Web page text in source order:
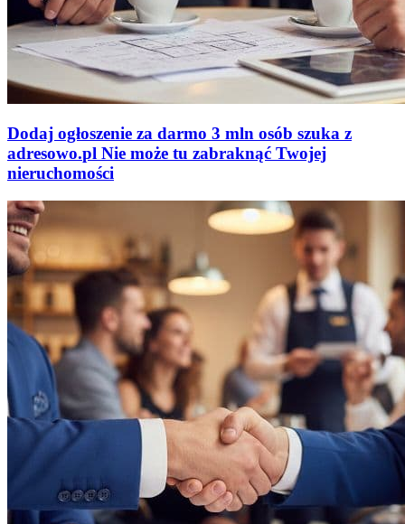
Dodaj ogłoszenie za darmo 3 mln osób szuka z
adresowo.pl Nie może tu zabraknąć Twojej
nieruchomości